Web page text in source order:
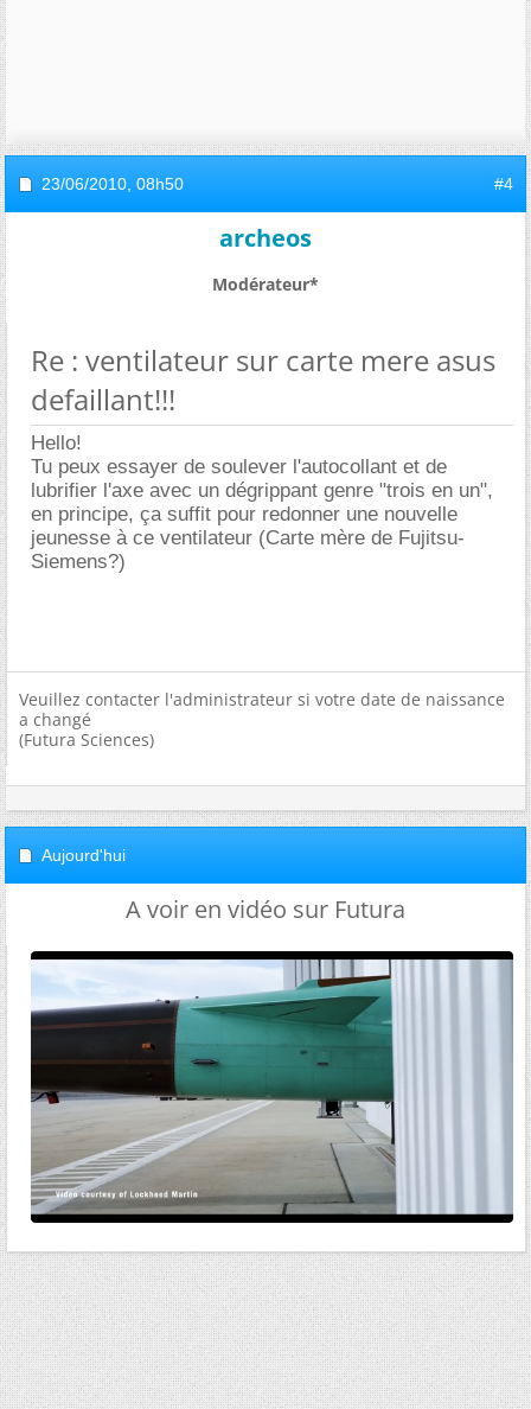
23/06/2010, 08h50 #4
archeos
Modérateur*
Re : ventilateur sur carte mere asus
defaillant!!!
Hello!
Tu peux essayer de soulever l'autocollant et de
lubrifier l'axe avec un dégrippant genre "trois en un",
en principe, ça suffit pour redonner une nouvelle
jeunesse à ce ventilateur (Carte mère de Fujitsu-
Siemens?)
Veuillez contacter l'administrateur si votre date de naissance
a changé
(Futura Sciences)
Aujourd'hui
A voir en vidéo sur Futura